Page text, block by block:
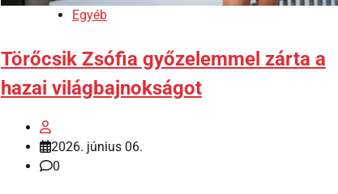
Egyéb
Törőcsik Zsófia győzelemmel zárta a
hazai világbajnokságot
2026. június 06.
0